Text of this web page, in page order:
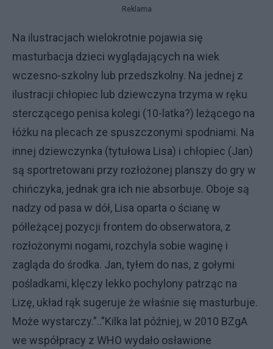
Reklama
Na ilustracjach wielokrotnie pojawia się
masturbacja dzieci wyglądających na wiek
wczesno-szkolny lub przedszkolny. Na jednej z
ilustracji chłopiec lub dziewczyna trzyma w ręku
sterczącego penisa kolegi (10-latka?) leżącego na
łóżku na plecach ze spuszczonymi spodniami. Na
innej dziewczynka (tytułowa Lisa) i chłopiec (Jan)
są sportretowani przy rozłożonej planszy do gry w
chińczyka, jednak gra ich nie absorbuje. Oboje są
nadzy od pasa w dół, Lisa oparta o ścianę w
półleżącej pozycji frontem do obserwatora, z
rozłożonymi nogami, rozchyla sobie waginę i
zagląda do środka. Jan, tyłem do nas, z gołymi
pośladkami, klęczy lekko pochylony patrząc na
Lizę, układ rąk sugeruje że właśnie się masturbuje.
Może wystarczy.”..”Kilka lat później, w 2010 BZgA
we współpracy z WHO wydało osławione